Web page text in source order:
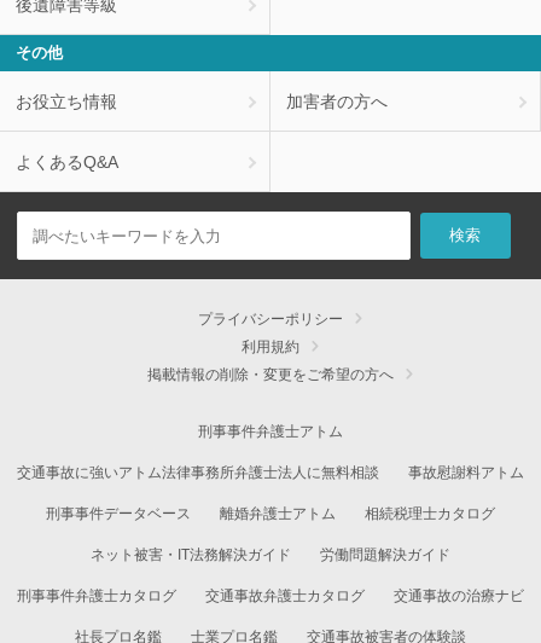
後遺障害等級
その他
お役立ち情報 加害者の方へ
よくあるQ&A
プライバシーポリシー
利用規約
掲載情報の削除・変更をご希望の方へ
刑事事件弁護士アトム
交通事故に強いアトム法律事務所弁護士法人に無料相談 事故慰謝料アトム
刑事事件データベース 離婚弁護士アトム 相続税理士カタログ
ネット被害・IT法務解決ガイド 労働問題解決ガイド
刑事事件弁護士カタログ 交通事故弁護士カタログ 交通事故の治療ナビ
社長プロ名鑑 士業プロ名鑑 交通事故被害者の体験談